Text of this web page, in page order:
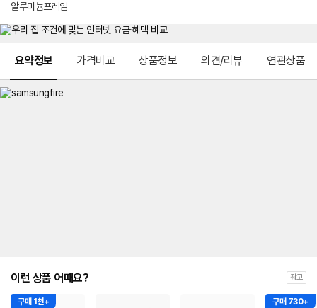
알루미늄프레임
요약정보 가격비교 상품정보 의견/리뷰 연관상품
이런 상품 어때요? 광고
구매 1천+ 구매 730+